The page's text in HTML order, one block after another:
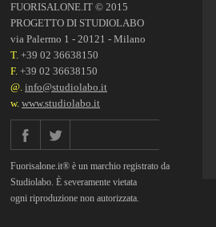
FUORISALONE.IT © 2015
PROGETTO DI STUDIOLABO
via Palermo 1 - 20121 - Milano
T. +39 02 36638150
F. +39 02 36638150
@. info@studiolabo.it
w. www.studiolabo.it
Fuorisalone.it® è un marchio registrato da
Studiolabo. È severamente vietata
ogni riproduzione non autorizzata.